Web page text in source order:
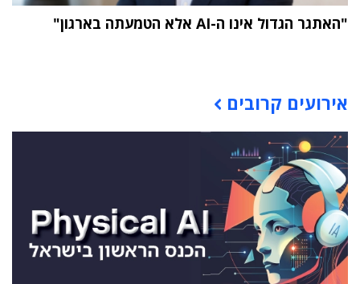
"האתגר הגדול אינו ה-AI אלא הטמעתה בארגון"
אירועים קרובים